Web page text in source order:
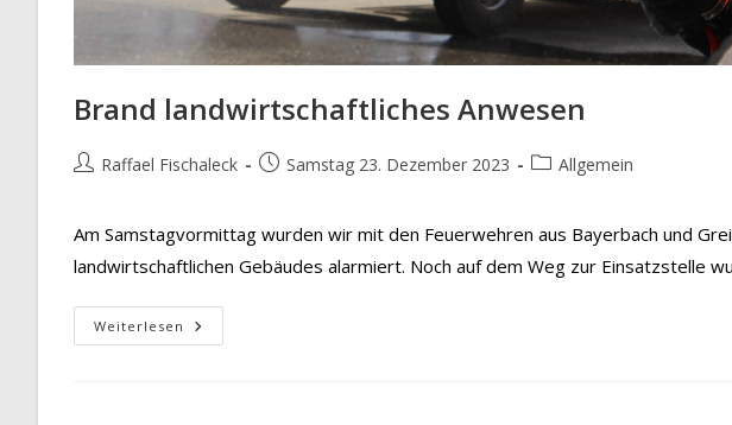
Brand landwirtschaftliches Anwesen
Beitrags-
Raffael Fischaleck
BeitragSamstag 23. Dezember 2023
Beitrags-
Allgemein
Am Samstagvormittag wurden wir mit den Feuerwehren aus Bayerbach und
landwirtschaftlichen Gebäudes alarmiert. Noch auf dem Weg zur Einsatzstelle
Weiterlesen Brand
Landwirtschaftliches